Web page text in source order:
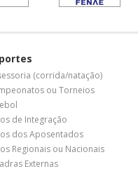
(corrida/natação)
ou Torneios
de Integração
dos Aposentados
Regionais ou Nacionais
Externas